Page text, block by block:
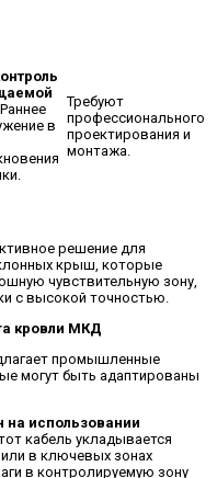
Раннее
в
Требуют
профессионального
проектирования и
монтажа.
решение для
крыш, которые
чувствительную зону,
с высокой точностью.
кровли МКД
промышленные
могут быть адаптированы
использовании
кабель укладывается
в ключевых зонах
в контролируемую зону